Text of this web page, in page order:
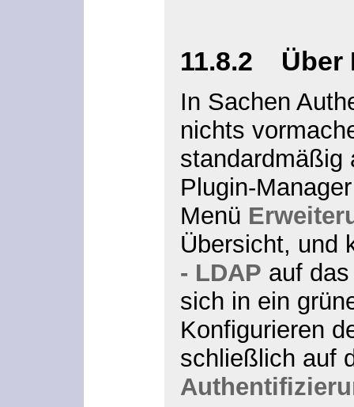
11.8.2 Über
In Sachen
nichts
standardmäßig
Plugin-
Menü
Übersicht, und
- LDAP auf
sich in ein
Konfigurieren
schließlich auf